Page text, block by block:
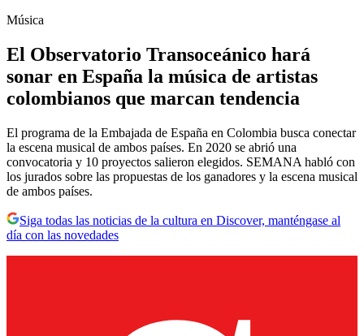
Música
El Observatorio Transoceánico hará
sonar en España la música de artistas
colombianos que marcan tendencia
El programa de la Embajada de España en Colombia busca conectar
la escena musical de ambos países. En 2020 se abrió una
convocatoria y 10 proyectos salieron elegidos. SEMANA habló con
los jurados sobre las propuestas de los ganadores y la escena musical
de ambos países.
Siga todas las noticias de la cultura en Discover, manténgase al
día con las novedades